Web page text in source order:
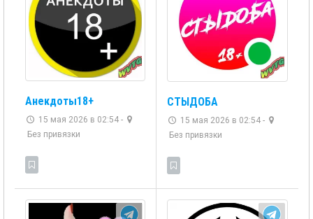
Анекдоты18+
15 мая 2026 в 02:54 -
Без привязки
СТЫДОБА
15 мая 2026 в 02:54 -
Без привязки